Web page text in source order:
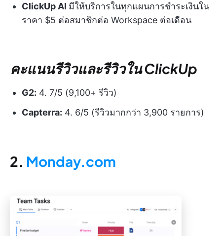
ClickUp AI มีให้บริการในทุกแผนการชำระเงินใน
ราคา $5 ต่อสมาชิกต่อ Workspace ต่อเดือน
คะแนนรีวิวและรีวิวใน ClickUp
G2: 4. 7/5 (9,100+ รีวิว)
Capterra: 4. 6/5 (รีวิวมากกว่า 3,900 รายการ)
2. Monday.com